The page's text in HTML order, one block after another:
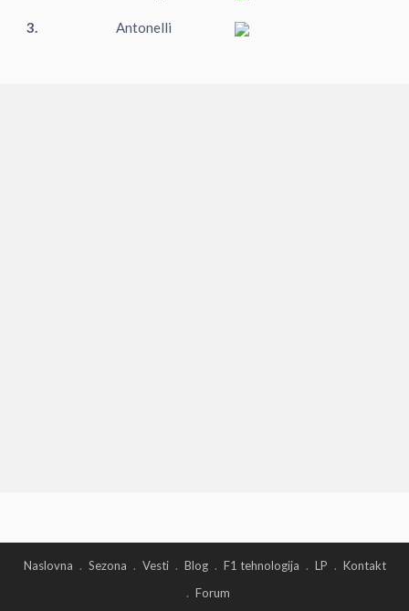
3. Antonelli
Naslovna Sezona Vesti Blog F1 tehnologija LP
Kontakt
Forum